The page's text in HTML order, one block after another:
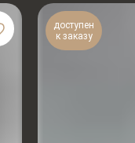
доступен
к заказу